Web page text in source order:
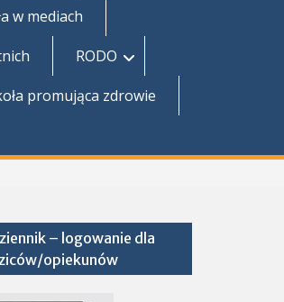
w mediach
RODO
promująca zdrowie
– logowanie dla
opiekunów